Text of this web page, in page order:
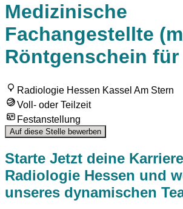
Medizinische
Fachangestellte
Röntgenschein für
Radiologie Hessen Kassel Am Stern
Voll- oder Teilzeit
Festanstellung
Auf diese Stelle bewerben
Starte Jetzt deine
Radiologie Hessen und
unseres dynamischen